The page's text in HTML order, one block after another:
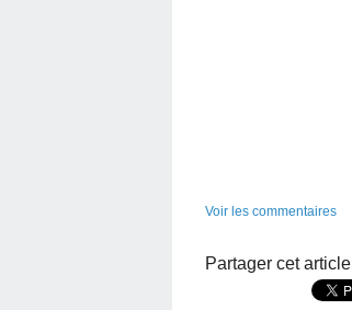
Voir les commentaires
Partager cet article